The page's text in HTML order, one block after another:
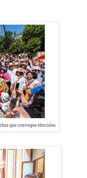
que convoque eleccións